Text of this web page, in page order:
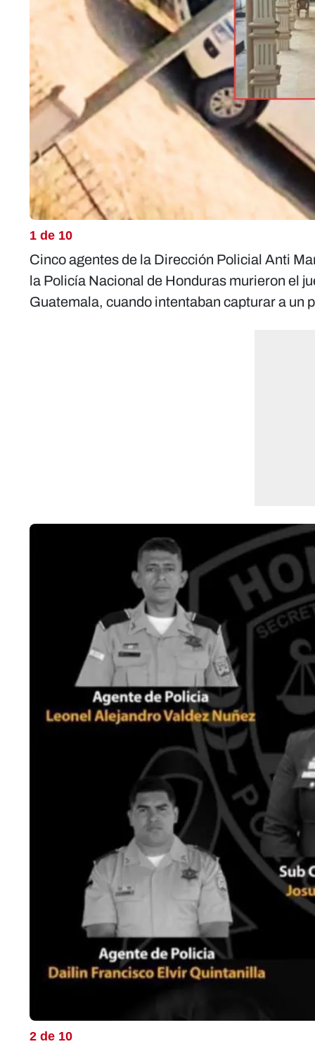
1 de 10
Cinco agentes de la Dirección Policial Anti
la Policía Nacional de Honduras murieron el
Guatemala, cuando intentaban capturar a un
2 de 10